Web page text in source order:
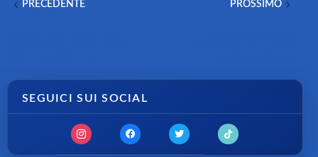
PRECEDENTE PROSSIMO
SEGUICI SUI SOCIAL